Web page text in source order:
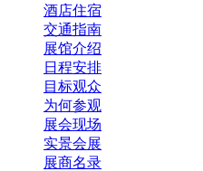
酒店住宿
交通指南
展馆介绍
日程安排
目标观众
为何参观
展会现场
实景会展
展商名录